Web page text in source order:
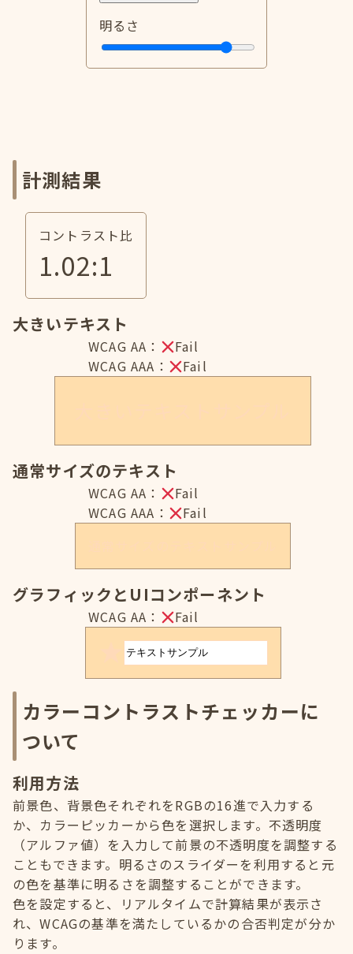
明るさ
計測結果
コントラスト比
1.02:1
大きいテキスト
WCAG AA：
Fail
WCAG AAA：
Fail
通常サイズのテキスト
WCAG AA：
Fail
WCAG AAA：
Fail
グラフィックとUIコンポーネント
WCAG AA： Fail
カラーコントラストチェッカーに
ついて
利用方法
前景色、背景色それぞれをRGBの16進で入力する
か、カラーピッカーから色を選択します。不透明度
（アルファ値）を入力して前景の不透明度を調整する
こともできます。明るさのスライダーを利用すると元
の色を基準に明るさを調整することができます。
色を設定すると、リアルタイムで計算結果が表示さ
れ、WCAGの基準を満たしているかの合否判定が分か
ります。